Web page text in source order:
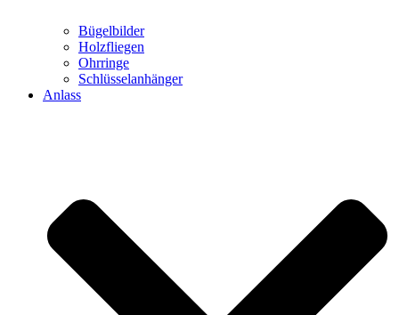
Bügelbilder
Holzfliegen
Ohrringe
Schlüsselanhänger
Anlass